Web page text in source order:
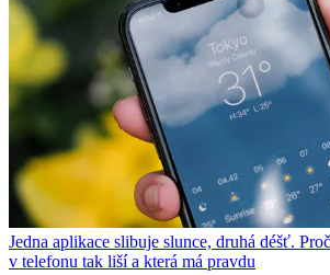
Jedna aplikace slibuje slunce, druhá déšť.
v telefonu tak liší a která má pravdu